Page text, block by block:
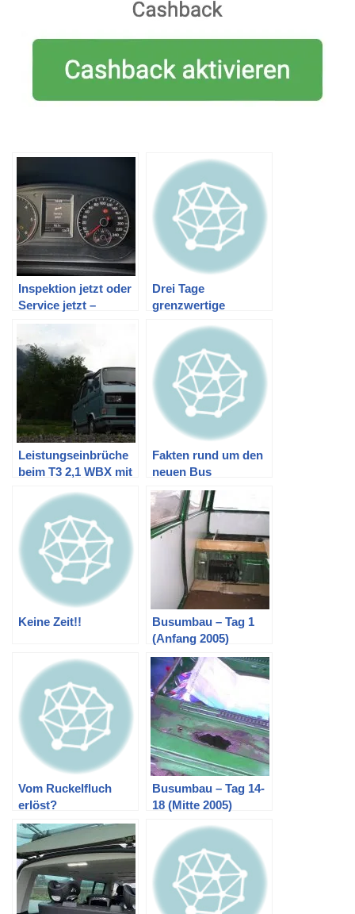
Inspektion jetzt oder
Service jetzt –
Inspektionsintervall
VW Caddy 2K (und
T5)
Drei Tage
grenzwertige
Leistungseinbrüche
beim T3 2,1 WBX mit
Fakten rund um den
neuen Bus
Keine Zeit!!
Busumbau – Tag 1
(Anfang 2005)
Vom Ruckelfluch
erlöst?
Busumbau – Tag 14-
18 (Mitte 2005)